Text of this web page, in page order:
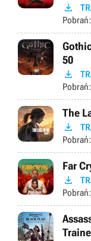

Pobrań:
50

Pobrań:
The

Pobrań:
Far

Pobrań: